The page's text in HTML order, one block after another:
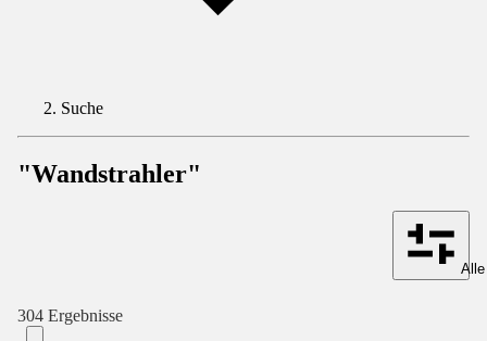
Suche
"Wandstrahler"
304 Ergebnisse